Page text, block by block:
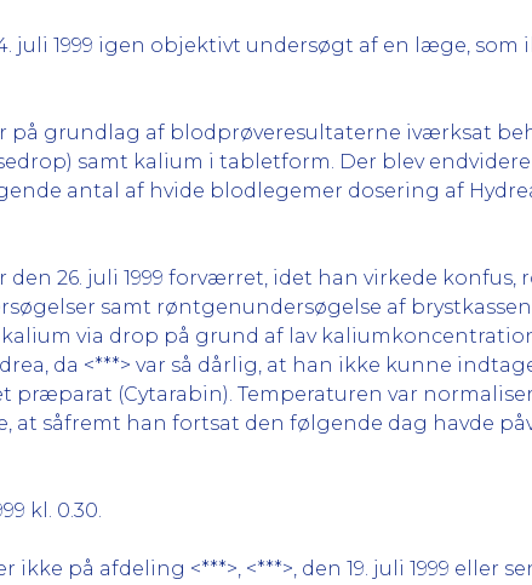
juli 1999 igen objektivt undersøgt af en læge,
på grundlag af blodprøveresultaterne iværksat
samt kalium i tabletform. Der blev
antal af hvide blodlegemer dosering af
den 26. juli 1999 forværret, idet han virkede
samt røntgenundersøgelse af
via drop på grund af lav
da <***> var så dårlig, at han ikke kunne
præparat (Cytarabin). Temperaturen var
at såfremt han fortsat den følgende dag havde
kl. 0.30.
ikke på afdeling <***>, <***>, den 19. juli 1999